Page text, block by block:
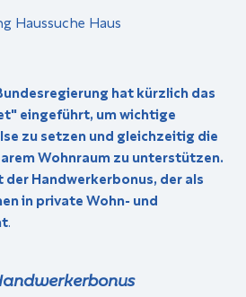
hat kürzlich das
eingeführt, um wichtige
zu setzen und gleichzeitig die
Wohnraum zu unterstützen.
der Handwerkerbonus, der als
in private Wohn- und
.